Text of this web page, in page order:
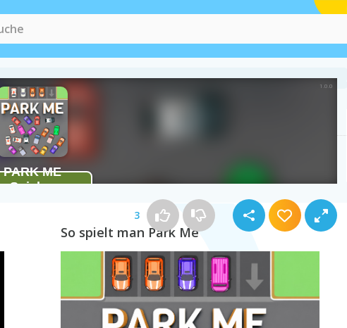
3
So spielt man Park Me